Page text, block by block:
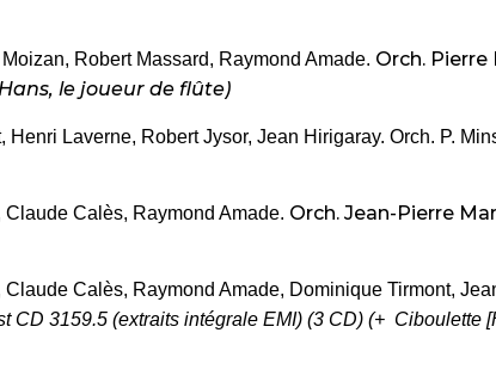
Robert Massard, Raymond Amade. Orch. Pierre
Hans, le joueur de flûte)
Henri Laverne, Robert Jysor, Jean Hirigaray. Orch. P.
Calès, Raymond Amade. Orch. Jean-Pierre
Calès, Raymond Amade, Dominique Tirmont,
CD 3159.5 (extraits intégrale EMI) (3 CD) (+ Ciboulette